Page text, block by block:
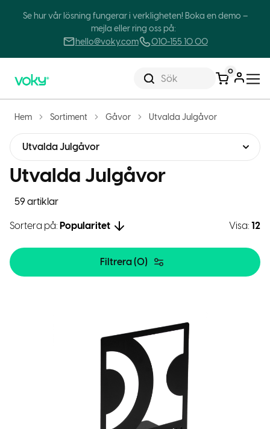
Se hur vår lösning fungerar i verkligheten! Boka en demo –
mejla eller ring oss på:
hello@voky.com
010-155 10 00
Sök
0
Hem Sortiment Gåvor Utvalda Julgåvor
Utvalda Julgåvor
59 artiklar
Utvalda Julgåvor
Sortera på: Popularitet Visa: 12
Filtrera (0)